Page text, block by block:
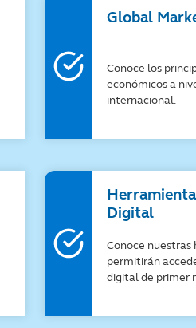
Global
Conoce los
económicos a
internacional​.
Digital​
Conoce
permitirán
digital de primer